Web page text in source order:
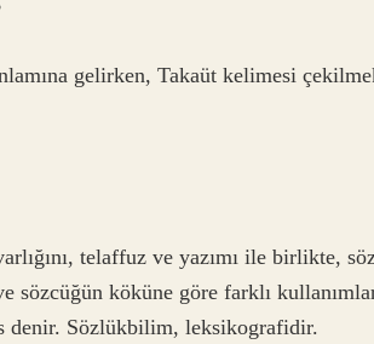
gelirken, Takaüt kelimesi
telaffuz ve yazımı ile birlikte,
sözcüğün köküne göre farklı
denir. Sözlükbilim, leksikografidir.